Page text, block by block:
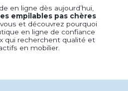
en ligne dès aujourd’hui,
empilables pas chères
et découvrez pourquoi
en ligne de confiance
qui recherchent qualité et
en mobilier.